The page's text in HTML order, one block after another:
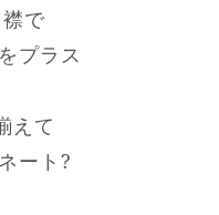
で
プラス
えて
ート?